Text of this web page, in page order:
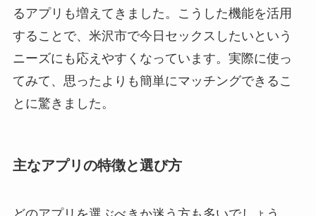
るアプリも増えてきました。こうした機能を活用
することで、米沢市で今日セックスしたいという
ニーズにも応えやすくなっています。実際に使っ
てみて、思ったよりも簡単にマッチングできるこ
とに驚きました。
主なアプリの特徴と選び方